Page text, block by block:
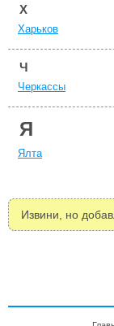
Х
Харьков
Ч
Черкассы
Я
Ялта
Извини, но